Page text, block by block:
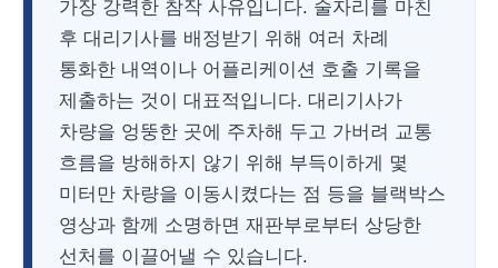
가장 강력한 참작 사유입니다. 술자리를 마친
후 대리기사를 배정받기 위해 여러 차례
통화한 내역이나 어플리케이션 호출 기록을
제출하는 것이 대표적입니다. 대리기사가
차량을 엉뚱한 곳에 주차해 두고 가버려 교통
흐름을 방해하지 않기 위해 부득이하게 몇
미터만 차량을 이동시켰다는 점 등을 블랙박스
영상과 함께 소명하면 재판부로부터 상당한
선처를 이끌어낼 수 있습니다.